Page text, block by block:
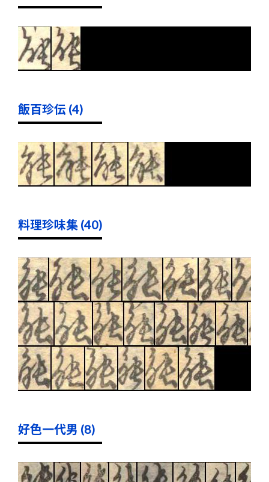
飯百珍伝 (4)
料理珍味集 (40)
好色一代男 (8)